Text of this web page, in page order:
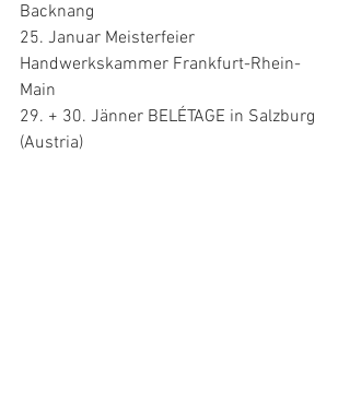
Backnang
25. Januar Meisterfeier
Handwerkskammer Frankfurt-Rhein-
Main
29. + 30. Jänner BELÉTAGE in Salzburg
(Austria)